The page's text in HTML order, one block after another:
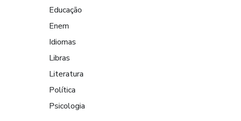
Educação
Enem
Idiomas
Libras
Literatura
Política
Psicologia